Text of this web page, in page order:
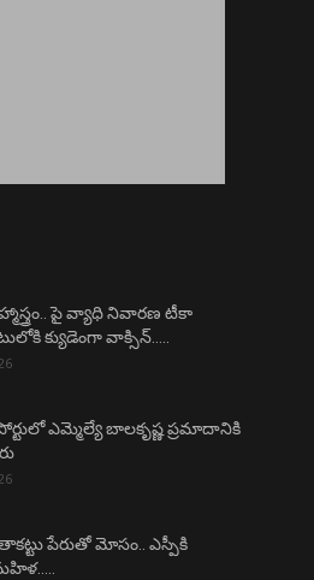
పై వ్యాధి నివారణ టీకా
క్యుడెంగా వాక్సిన్…..
ఎమ్మెల్యే బాలకృష్ణ ప్రమాదానికి
పేరుతో మోసం.. ఎస్పీకి